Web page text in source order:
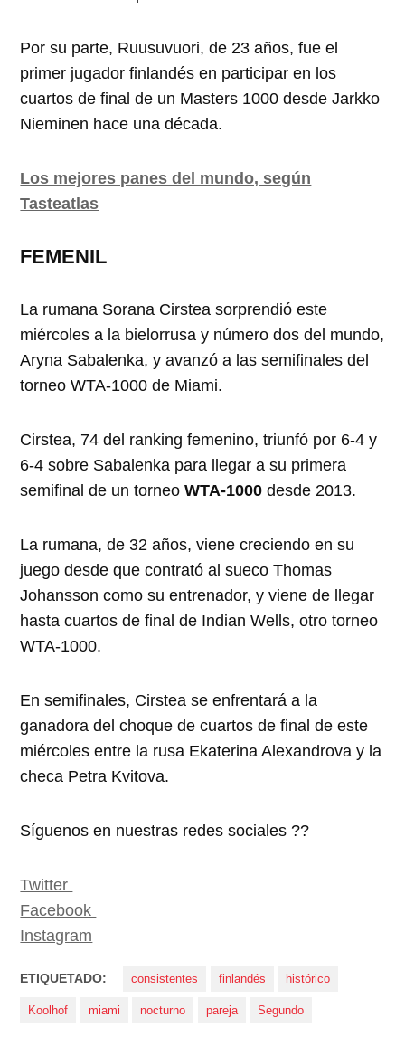
Por su parte, Ruusuvuori, de 23 años, fue el
primer jugador finlandés en participar en los
cuartos de final de un Masters 1000 desde Jarkko
Nieminen hace una década.
Los mejores panes del mundo, según
Tasteatlas
FEMENIL
La rumana Sorana Cirstea sorprendió este
miércoles a la bielorrusa y número dos del mundo,
Aryna Sabalenka, y avanzó a las semifinales del
torneo WTA-1000 de Miami.
Cirstea, 74 del ranking femenino, triunfó por 6-4 y
6-4 sobre Sabalenka para llegar a su primera
semifinal de un torneoWTA-1000 desde 2013.
La rumana, de 32 años, viene creciendo en su
juego desde que contrató al sueco Thomas
Johansson como su entrenador, y viene de llegar
hasta cuartos de final de Indian Wells, otro torneo
WTA-1000.
En semifinales, Cirstea se enfrentará a la
ganadora del choque de cuartos de final de este
miércoles entre la rusa Ekaterina Alexandrova y la
checa Petra Kvitova.
Síguenos en nuestras redes sociales ??
Twitter
Facebook
Instagram
ETIQUETADO: consistentes finlandés histórico
Koolhof miami nocturno pareja Segundo